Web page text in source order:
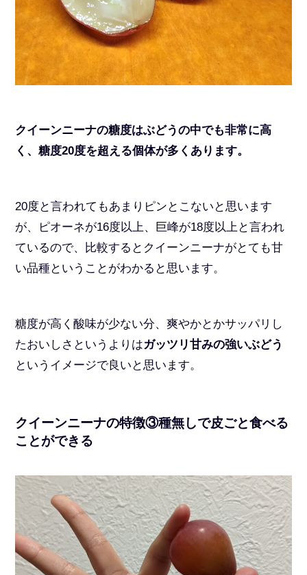
クイーンニーナの糖度はぶどうの中でも非常に高
く、糖度20度を超える個体が多くあります。
20度と言われてもあまりピンとこないと思います
が、ピオーネが16度以上、巨峰が18度以上と言われ
ているので、比較するとクイーンニーナがとても甘
い品種ということがわかると思います。
糖度が高く酸味が少ない分、爽やかとかサッパリし
たおいしさというよりはガッツリ甘みの強いぶどう
というイメージで良いと思います。
クイーンニーナの特徴③種無しで皮ごと食べる
ことができる